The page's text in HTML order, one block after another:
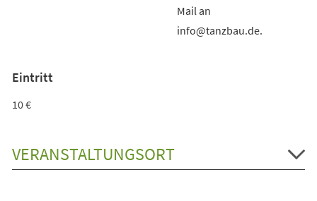
Mail an
info@tanzbau.de.
Eintritt
10 €
VERANSTALTUNGSORT